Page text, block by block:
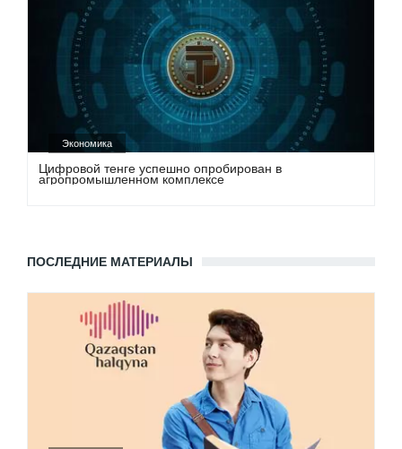
Экономика
Цифровой тенге успешно опробирован в
агропромышленном комплексе
ПОСЛЕДНИЕ МАТЕРИАЛЫ